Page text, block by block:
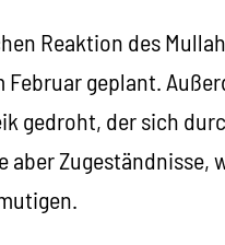
Reaktion des
geplant.
gedroht, der sich
aber Zugeständnisse,